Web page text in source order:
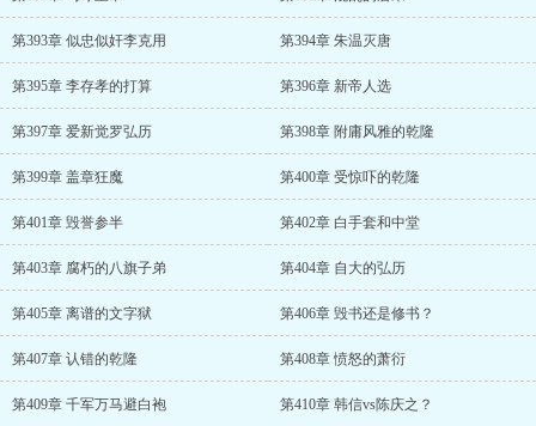
第393章 似忠似奸李克用 第394章 朱温灭唐
第395章 李存孝的打算 第396章 新帝人选
第397章 爱新觉罗弘历 第398章 附庸风雅的乾隆
第399章 盖章狂魔 第400章 受惊吓的乾隆
第401章 毁誉参半 第402章 白手套和中堂
第403章 腐朽的八旗子弟 第404章 自大的弘历
第405章 离谱的文字狱 第406章 毁书还是修书？
第407章 认错的乾隆 第408章 愤怒的萧衍
第409章 千军万马避白袍 第410章 韩信vs陈庆之？